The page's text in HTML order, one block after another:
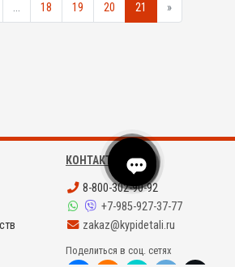
... 18 19 20 21 »
КОНТАКТЫ
8-800-302-90-92
+7-985-927-37-77
zakaz@kypidetali.ru
Поделиться в соц. сетях